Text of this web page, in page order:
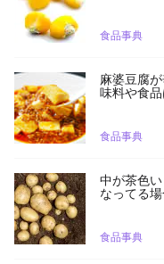
食品事典
麻婆豆腐
味料や食品
食品事典
中が茶色
なってる場
食品事典